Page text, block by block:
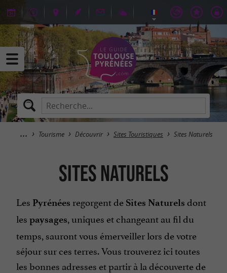
Tourisme Découvrir Sites Touristiques Sites Naturels
Sites Naturels
Les Pyrénées regorgent de Sites Naturels dont
les paysages, uniques et changeant au fil du
temps, sauront vous émerveiller lors de votre
séjour sur ces terres. Vous trouverez ici toutes
les bonnes adresses et partir à la découverte de